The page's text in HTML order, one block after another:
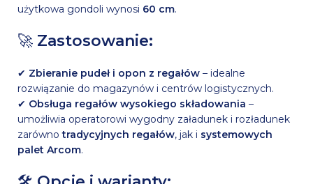
użytkowa gondoli wynosi 60 cm.
🚀 Zastosowanie:
✔ Zbieranie pudeł i opon z regałów – idealne
rozwiązanie do magazynów i centrów logistycznych.
✔ Obsługa regałów wysokiego składowania –
umożliwia operatorowi wygodny załadunek i rozładunek
zarównotradycyjnych regałów, jak i systemowych
palet Arcom.